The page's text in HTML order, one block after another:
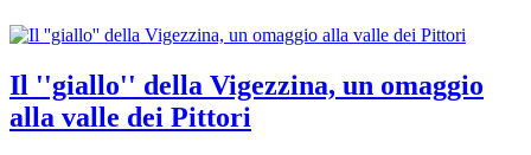
Il ''giallo'' della Vigezzina, un omaggio
alla valle dei Pittori